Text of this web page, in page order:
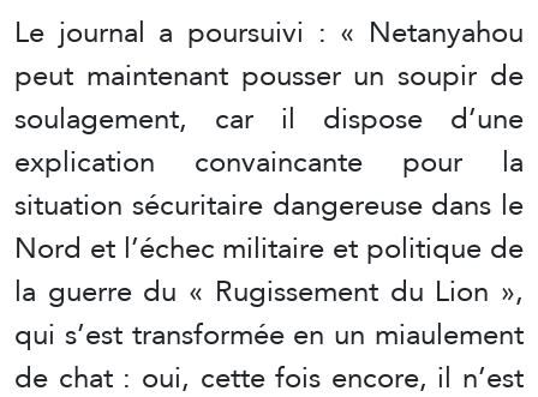
Le journal a poursuivi : « Netanyahou
peut maintenant pousser un soupir de
soulagement, car il dispose d’une
explication convaincante pour la
situation sécuritaire dangereuse dans le
Nord et l’échec militaire et politique de
la guerre du « Rugissement du Lion »,
qui s’est transformée en un miaulement
de chat : oui, cette fois encore, il n’est